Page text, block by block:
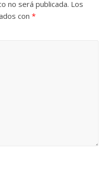
no será publicada. Los
con*